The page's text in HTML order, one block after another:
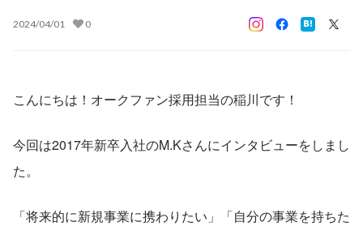
2024/04/01 0
こんにちは！オークファン採用担当の稲川です！
今回は2017年新卒入社のM.Kさんにインタビューをしまし
た。
「将来的に新規事業に携わりたい」「自分の事業を持ちた